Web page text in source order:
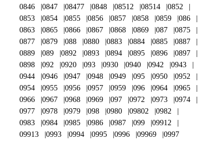
0846
0847 08477 0848 08512 08514
0852
0853
0854 0855 0856 0857 0858 0859
086
0863
0865 0866 0867 0868 0869 087
0875
0877
0879 088 0880 0883 0884 0885
0887
0889
089 0892 0893 0894 0895 0896
0897
0898
092 0920 093 0930 0940 0942
0943
0944
0946 0947 0948 0949 095 0950
0952
0954
0955 0956 0957 0959 096 0964
0965
0966
0967 0968 0969 097 0972 0973
0974
0977
0978 0979 098 0980 09802
0982
0983
0984 0985 0986 0987 099
09912
09913
0993 0994 0995 0996 09969 0997